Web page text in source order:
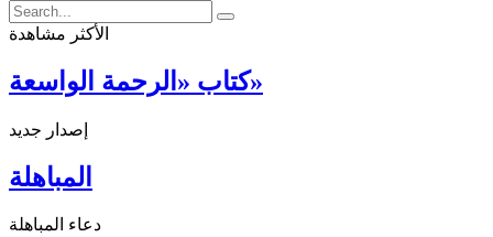
الأكثر مشاهدة
كتاب «الرحمة الواسعة»
إصدار جديد
المباهلة
دعاء المباهلة